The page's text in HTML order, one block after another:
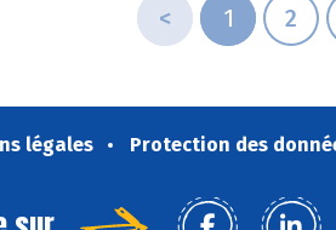
< 1 2
légales Protection des